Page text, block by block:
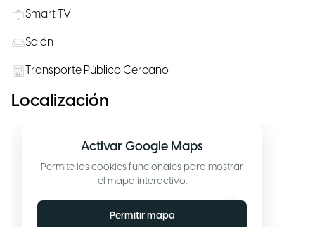
Smart TV
Salón
Transporte Público Cercano
Localización
Activar Google Maps
Permite las cookies funcionales para mostrar
el mapa interactivo.
Permitir mapa